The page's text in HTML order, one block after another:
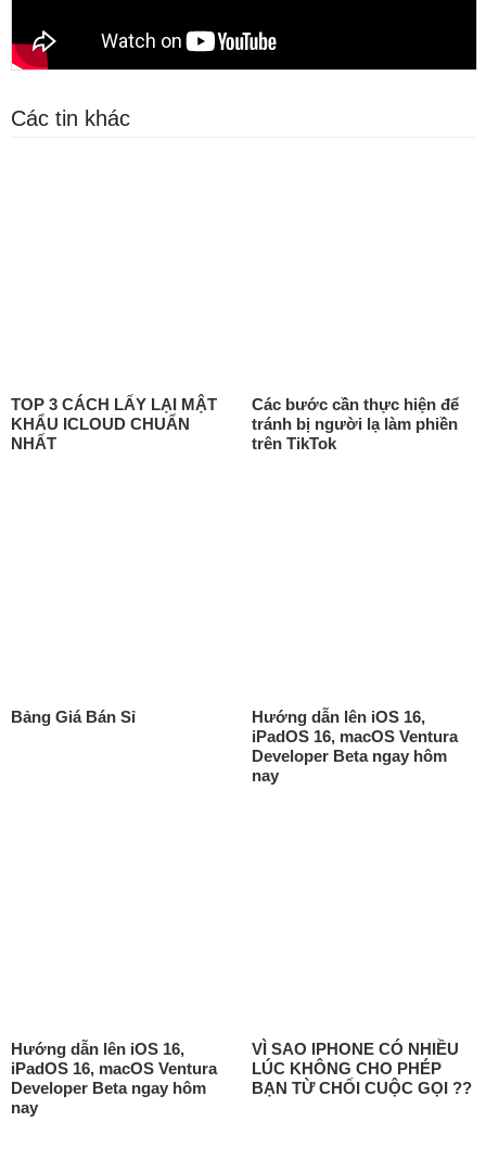
Các tin khác
TOP 3 CÁCH LẤY LẠI MẬT
KHẨU ICLOUD CHUẨN
NHẤT
Các bước cần thực hiện để
tránh bị người lạ làm phiền
trên TikTok
Bảng Giá Bán Sỉ
Hướng dẫn lên iOS 16,
iPadOS 16, macOS Ventura
Developer Beta ngay hôm
nay
Hướng dẫn lên iOS 16,
iPadOS 16, macOS Ventura
Developer Beta ngay hôm
nay
VÌ SAO IPHONE CÓ NHIỀU
LÚC KHÔNG CHO PHÉP
BẠN TỪ CHỐI CUỘC GỌI ??